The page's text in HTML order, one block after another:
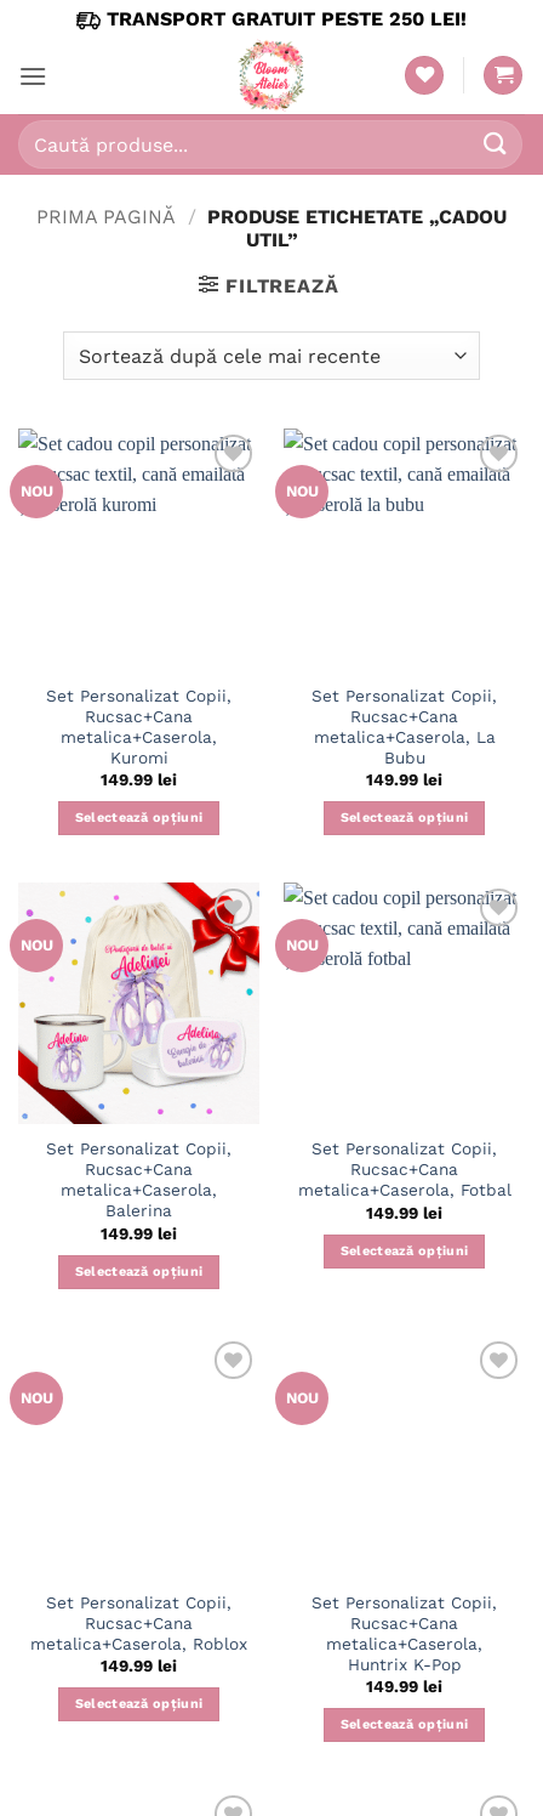
content
TRANSPORT GRATUIT PESTE 250 LEI!
Caută
după:
PRIMA PAGINĂ / PRODUSE ETICHETATE „CADOU
UTIL”
FILTREAZĂ
NOU
Set Personalizat Copii,
Rucsac+Cana
metalica+Caserola,
Kuromi
149.99 lei
Selectează opțiuni
NOU
Set Personalizat Copii,
Rucsac+Cana
metalica+Caserola, La
Bubu
149.99 lei
Selectează opțiuni
NOU
Set Personalizat Copii,
Rucsac+Cana
metalica+Caserola,
Balerina
149.99 lei
Selectează opțiuni
NOU
Set Personalizat Copii,
Rucsac+Cana
metalica+Caserola, Fotbal
149.99 lei
Selectează opțiuni
NOU
Set Personalizat Copii,
Rucsac+Cana
metalica+Caserola, Roblox
149.99 lei
Selectează opțiuni
NOU
Set Personalizat Copii,
Rucsac+Cana
metalica+Caserola,
Huntrix K-Pop
149.99 lei
Selectează opțiuni